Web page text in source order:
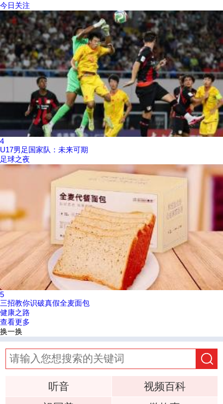
今日关注
4
U17男足国家队：未来可期
足球之夜
5
三招教你识破真假全麦面包
健康之路
查看更多
换一换
听音
视频百科